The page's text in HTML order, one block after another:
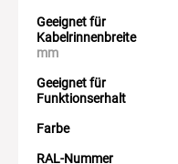
Geeignet für
Kabelrinnenbreite
mm
Geeignet für
Funktionserhalt
Farbe
RAL-Nummer